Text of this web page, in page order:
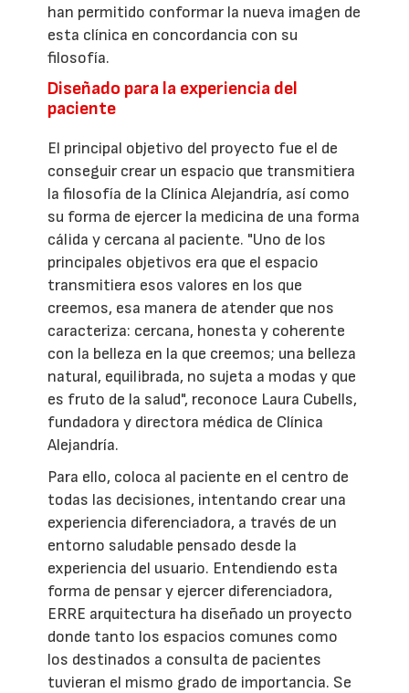
han permitido conformar la nueva imagen de
esta clínica en concordancia con su
filosofía.
Diseñado para la experiencia del
paciente
El principal objetivo del proyecto fue el de
conseguir crear un espacio que transmitiera
la filosofía de la Clínica Alejandría, así como
su forma de ejercer la medicina de una forma
cálida y cercana al paciente. "Uno de los
principales objetivos era que el espacio
transmitiera esos valores en los que
creemos, esa manera de atender que nos
caracteriza: cercana, honesta y coherente
con la belleza en la que creemos; una belleza
natural, equilibrada, no sujeta a modas y que
es fruto de la salud", reconoce Laura Cubells,
fundadora y directora médica de Clínica
Alejandría.
Para ello, coloca al paciente en el centro de
todas las decisiones, intentando crear una
experiencia diferenciadora, a través de un
entorno saludable pensado desde la
experiencia del usuario. Entendiendo esta
forma de pensar y ejercer diferenciadora,
ERRE arquitectura ha diseñado un proyecto
donde tanto los espacios comunes como
los destinados a consulta de pacientes
tuvieran el mismo grado de importancia. Se